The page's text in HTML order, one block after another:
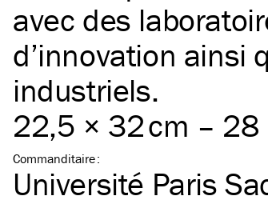
avec des
d’innovation ainsi
industriels.
22,5 × 32 cm – 28
Commanditaire:
Université Paris